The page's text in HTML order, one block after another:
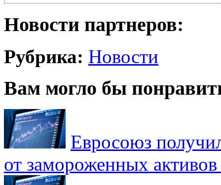
Новости партнеров:
Рубрика: Новости
Вам могло бы
Евросоюз
от замороженных